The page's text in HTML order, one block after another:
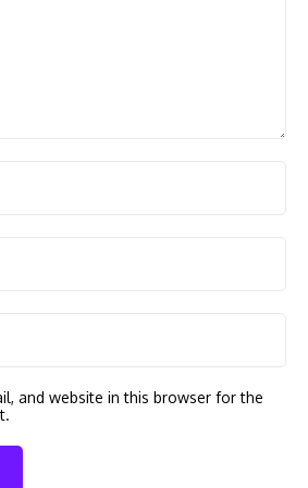
and website in this browser for the